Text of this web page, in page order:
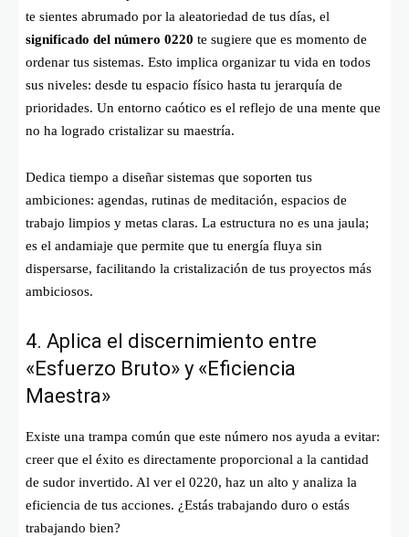
te sientes abrumado por la aleatoriedad de tus días, el
significado del número 0220 te sugiere que es momento de
ordenar tus sistemas. Esto implica organizar tu vida en todos
sus niveles: desde tu espacio físico hasta tu jerarquía de
prioridades. Un entorno caótico es el reflejo de una mente que
no ha logrado cristalizar su maestría.
Dedica tiempo a diseñar sistemas que soporten tus
ambiciones: agendas, rutinas de meditación, espacios de
trabajo limpios y metas claras. La estructura no es una jaula;
es el andamiaje que permite que tu energía fluya sin
dispersarse, facilitando la cristalización de tus proyectos más
ambiciosos.
4. Aplica el discernimiento entre
«Esfuerzo Bruto» y «Eficiencia
Maestra»
Existe una trampa común que este número nos ayuda a evitar:
creer que el éxito es directamente proporcional a la cantidad
de sudor invertido. Al ver el 0220, haz un alto y analiza la
eficiencia de tus acciones. ¿Estás trabajando duro o estás
trabajando bien?